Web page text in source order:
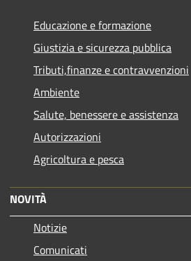
Educazione e formazione
Giustizia e sicurezza pubblica
Tributi,finanze e contravvenzioni
Ambiente
Salute, benessere e assistenza
Autorizzazioni
Agricoltura e pesca
NOVITÀ
Notizie
Comunicati